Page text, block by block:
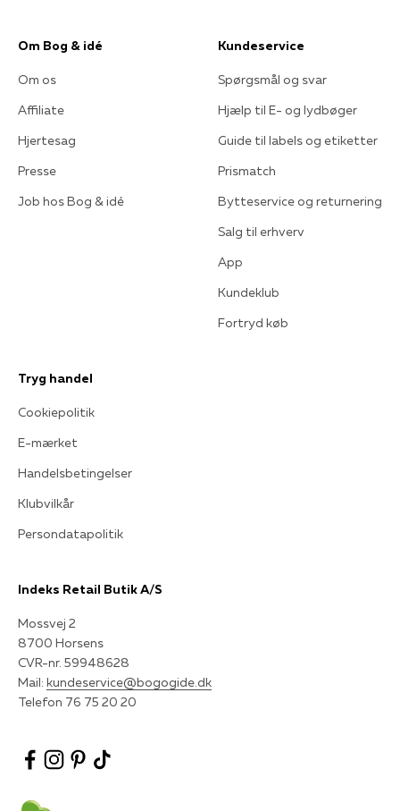
Om Bog & idé
Om os
Affiliate
Hjertesag
Presse
Job hos Bog & idé
Kundeservice
Spørgsmål og svar
Hjælp til E- og lydbøger
Guide til labels og etiketter
Prismatch
Bytteservice og returnering
Salg til erhverv
App
Kundeklub
Fortryd køb
Tryg handel
Cookiepolitik
E-mærket
Handelsbetingelser
Klubvilkår
Persondatapolitik
Indeks Retail Butik A/S
Mossvej 2
8700 Horsens
CVR-nr. 59948628
Mail: kundeservice@bogogide.dk
Telefon 76 75 20 20